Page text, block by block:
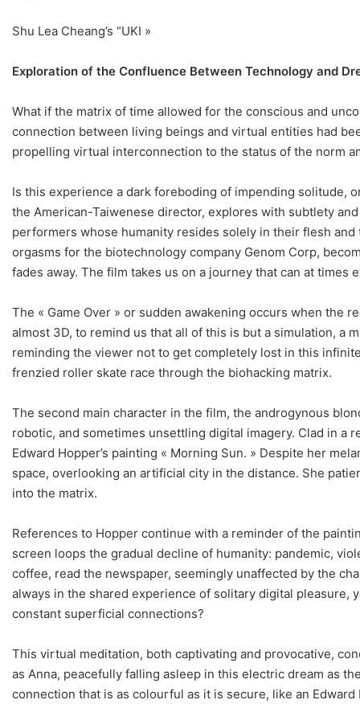
Shu Lea Cheang’s “UKI »
Exploration of the Confluence Between Technology and
What if the matrix of time allowed for the conscious and
connection between living beings and virtual entities had
propelling virtual interconnection to the status of the norm
Is this experience a dark foreboding of impending solitude,
the American-Taiwenese director, explores with subtlety
performers whose humanity resides solely in their flesh
orgasms for the biotechnology company Genom Corp,
fades away. The film takes us on a journey that can at
The « Game Over » or sudden awakening occurs when the
almost 3D, to remind us that all of this is but a simulation, a
reminding the viewer not to get completely lost in this
frenzied roller skate race through the biohacking matrix.
The second main character in the film, the androgynous
robotic, and sometimes unsettling digital imagery. Clad in a
Edward Hopper’s painting « Morning Sun. » Despite her
space, overlooking an artificial city in the distance. She
into the matrix.
References to Hopper continue with a reminder of the
screen loops the gradual decline of humanity: pandemic,
coffee, read the newspaper, seemingly unaffected by the
always in the shared experience of solitary digital pleasure,
constant superficial connections?
This virtual meditation, both captivating and provocative,
as Anna, peacefully falling asleep in this electric dream as
connection that is as colourful as it is secure, like an Edward